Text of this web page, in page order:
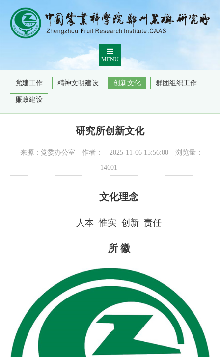
MENU
党建工作 精神文明建设 创新文化 群团组织工作
廉政建设
研究所创新文化
来源：党委办公室 作者： 2025-11-06 15:56:00
浏览量：
14601
文化理念
人本 惟实 创新 责任
所 徽